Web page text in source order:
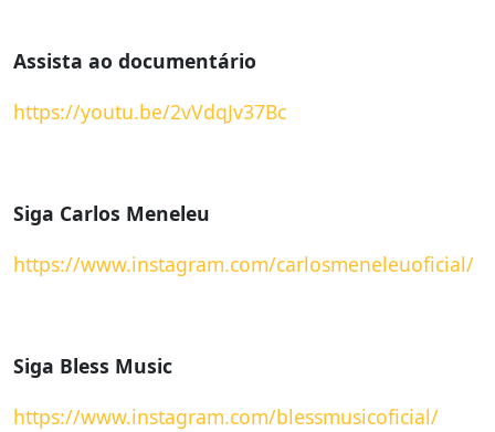
Assista ao documentário
https://youtu.be/2vVdqJv37Bc
Siga Carlos Meneleu
https://www.instagram.com/carlosmeneleuoficial/
Siga Bless Music
https://www.instagram.com/blessmusicoficial/